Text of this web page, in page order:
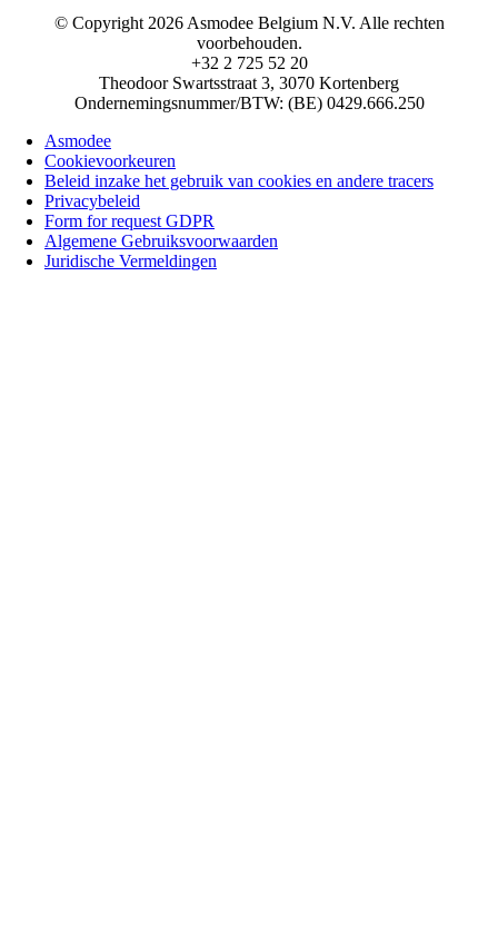
© Copyright 2026 Asmodee Belgium N.V. Alle rechten
voorbehouden.
+32 2 725 52 20
Theodoor Swartsstraat 3, 3070 Kortenberg
Ondernemingsnummer/BTW: (BE) 0429.666.250
Asmodee
Cookievoorkeuren
Beleid inzake het gebruik van cookies en andere tracers
Privacybeleid
Form for request GDPR
Algemene Gebruiksvoorwaarden
Juridische Vermeldingen